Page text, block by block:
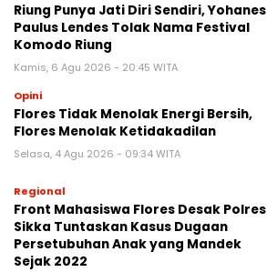
Riung Punya Jati Diri Sendiri, Yohanes
Paulus Lendes Tolak Nama Festival
Komodo Riung
Kamis, 6 Agu 2026 - 20:45 WITA
Opini
Flores Tidak Menolak Energi Bersih,
Flores Menolak Ketidakadilan
Selasa, 4 Agu 2026 - 09:34 WITA
Regional
Front Mahasiswa Flores Desak Polres
Sikka Tuntaskan Kasus Dugaan
Persetubuhan Anak yang Mandek
Sejak 2022